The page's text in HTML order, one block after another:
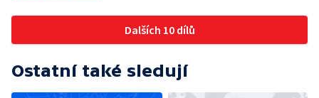
Dalších 10 dílů
Ostatní také sledují